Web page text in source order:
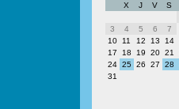
X
J V S
3
4 5 6 7
10
11 12 13 14
17
18 19 20 21
24 25 26 27 28
31